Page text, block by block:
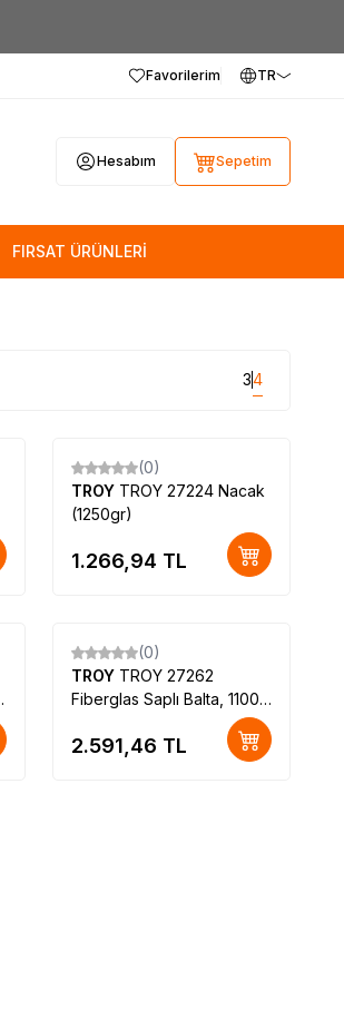
Favorilerim TR
Hesabım Sepetim
FIRSAT ÜRÜNLERİ
34
(0)
TROY TROY 27224 Nacak
(1250gr)
1.266,94 TL
(0)
TROY TROY 27262
Fiberglas Saplı Balta, 1100
2.591,46 TL